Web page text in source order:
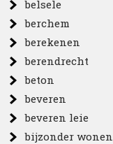
belsele
berchem
berekenen
berendrecht
beton
beveren
beveren leie
bijzonder wonen